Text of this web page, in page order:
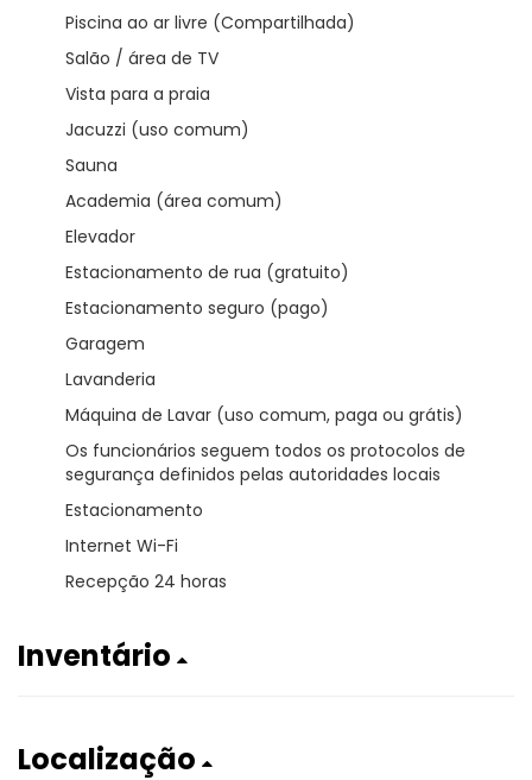
Piscina ao ar livre (Compartilhada)
Salão / área de TV
Vista para a praia
Jacuzzi (uso comum)
Sauna
Academia (área comum)
Elevador
Estacionamento de rua (gratuito)
Estacionamento seguro (pago)
Garagem
Lavanderia
Máquina de Lavar (uso comum, paga ou grátis)
Os funcionários seguem todos os protocolos de
segurança definidos pelas autoridades locais
Estacionamento
Internet Wi-Fi
Recepção 24 horas
Inventário
Localização